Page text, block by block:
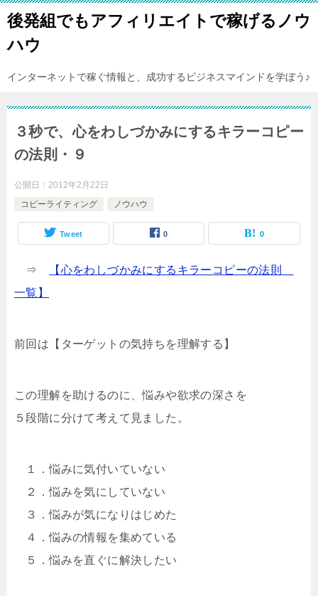
後発組でもアフィリエイトで稼げるノウ
ハウ
インターネットで稼ぐ情報と、成功するビジネスマインドを学ぼう♪
３秒で、心をわしづかみにするキラーコピー
の法則・９
公開日： 2012年2月22日
コピーライティング
ノウハウ
Tweet 0 0
⇒
【心をわしづかみにするキラーコピーの法則
一覧】
前回は【ターゲットの気持ちを理解する】
この理解を助けるのに、悩みや欲求の深さを
５段階に分けて考えて見ました。
１．悩みに気付いていない
２．悩みを気にしていない
３．悩みが気になりはじめた
４．悩みの情報を集めている
５．悩みを直ぐに解決したい